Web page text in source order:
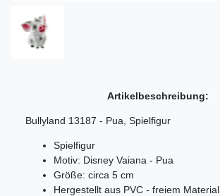
Artikelbeschreibung:
Bullyland 13187 - Pua, Spielfigur
Spielfigur
Motiv: Disney Vaiana - Pua
Größe: circa 5 cm
Hergestellt aus PVC - freiem Material